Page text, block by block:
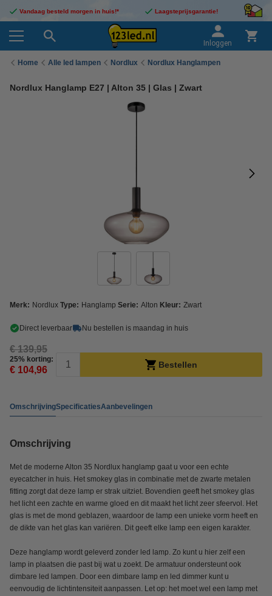
Vandaag besteld morgen in huis!* Laagsteprijsgarantie!
Inloggen
Home Alle led lampen Nordlux Nordlux Hanglampen
Nordlux Hanglamp E27 | Alton 35 | Glas | Zwart
Merk: Nordlux Type: Hanglamp Serie: Alton Kleur: Zwart
Direct leverbaar Nu bestellen is maandag in huis
€ 139,95
25% korting:
€ 104,96 Bestellen
OmschrijvingSpecificatiesAanbevelingen
Omschrijving
Met de moderne Alton 35 Nordlux hanglamp gaat u voor een echte
eyecatcher in huis. Het smokey glas in combinatie met de zwarte metalen
fitting zorgt dat deze lamp er strak uitziet. Bovendien geeft het smokey glas
het licht een zachte en warme gloed en dit maakt het licht zeer sfeervol. Het
glas is met de mond geblazen, waardoor de lamp een unieke vorm heeft en
de dikte van het glas kan variëren. Dit geeft elke lamp een eigen karakter.
Deze hanglamp wordt geleverd zonder led lamp. Zo kunt u hier zelf een
lamp in plaatsen die past bij wat u zoekt. De armatuur ondersteunt ook
dimbare led lampen. Door een dimbare lamp en led dimmer kunt u
eenvoudig de lichtintensiteit aanpassen. Let op: het moet wel een lamp met